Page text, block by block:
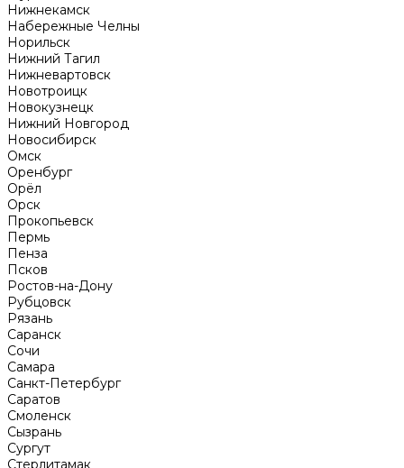
Нижнекамск
Набережные Челны
Норильск
Нижний Тагил
Нижневартовск
Новотроицк
Новокузнецк
Нижний Новгород
Новосибирск
Омск
Оренбург
Орёл
Орск
Прокопьевск
Пермь
Пенза
Псков
Ростов-на-Дону
Рубцовск
Рязань
Саранск
Сочи
Самара
Санкт-Петербург
Саратов
Смоленск
Сызрань
Сургут
Стерлитамак